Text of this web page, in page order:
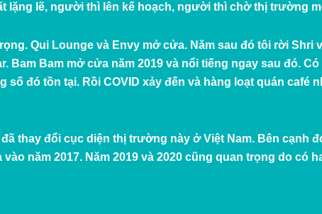
lặng lẽ, người thì lên kế hoạch, người thì chờ thị trường
Qui Lounge và Envy mở cửa. Năm sau đó tôi rời Shri
Bam Bam mở cửa năm 2019 và nổi tiếng ngay sau đó.
số đó tồn tại. Rồi COVID xảy đến và hàng loạt quán café
thay đổi cục diện thị trường này ở Việt Nam. Bên cạnh
năm 2017. Năm 2019 và 2020 cũng quan trọng do có